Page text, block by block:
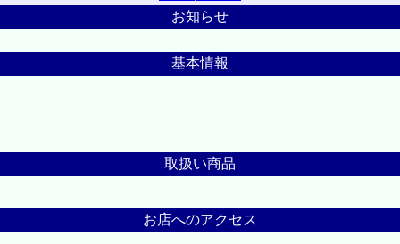
お知らせ
基本情報
取扱い商品
お店へのアクセス